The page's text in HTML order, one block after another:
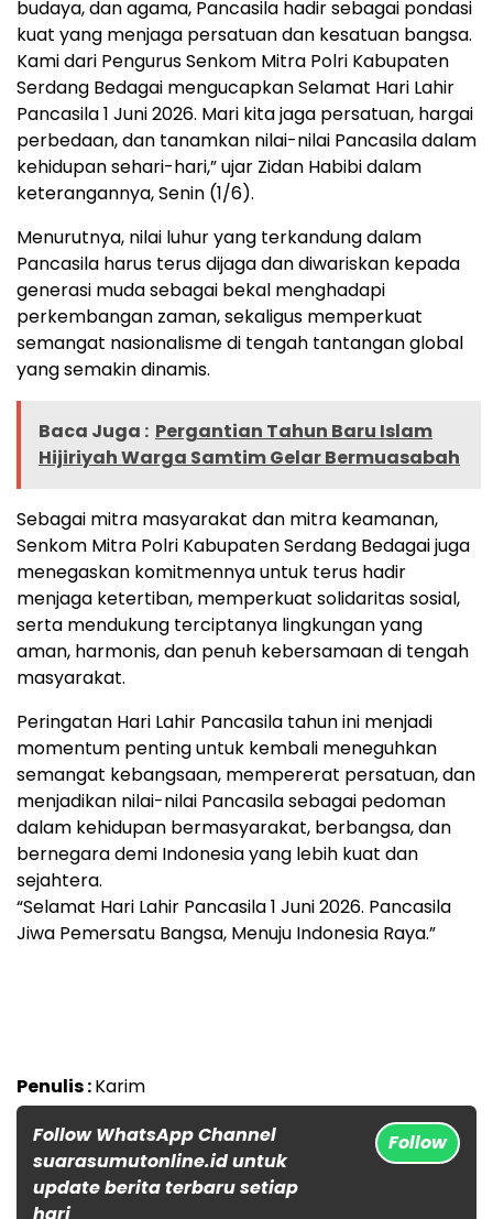
budaya, dan agama, Pancasila hadir sebagai pondasi
kuat yang menjaga persatuan dan kesatuan bangsa.
Kami dari Pengurus Senkom Mitra Polri Kabupaten
Serdang Bedagai mengucapkan Selamat Hari Lahir
Pancasila 1 Juni 2026. Mari kita jaga persatuan, hargai
perbedaan, dan tanamkan nilai-nilai Pancasila dalam
kehidupan sehari-hari,” ujar Zidan Habibi dalam
keterangannya, Senin (1/6).
‎Menurutnya, nilai luhur yang terkandung dalam
Pancasila harus terus dijaga dan diwariskan kepada
generasi muda sebagai bekal menghadapi
perkembangan zaman, sekaligus memperkuat
semangat nasionalisme di tengah tantangan global
yang semakin dinamis.
Baca Juga : Pergantian Tahun Baru Islam
Hijiriyah Warga Samtim Gelar Bermuasabah
‎Sebagai mitra masyarakat dan mitra keamanan,
Senkom Mitra Polri Kabupaten Serdang Bedagai juga
menegaskan komitmennya untuk terus hadir
menjaga ketertiban, memperkuat solidaritas sosial,
serta mendukung terciptanya lingkungan yang
aman, harmonis, dan penuh kebersamaan di tengah
masyarakat.
‎Peringatan Hari Lahir Pancasila tahun ini menjadi
momentum penting untuk kembali meneguhkan
semangat kebangsaan, mempererat persatuan, dan
menjadikan nilai-nilai Pancasila sebagai pedoman
dalam kehidupan bermasyarakat, berbangsa, dan
bernegara demi Indonesia yang lebih kuat dan
sejahtera.
‎“Selamat Hari Lahir Pancasila 1 Juni 2026. Pancasila
Jiwa Pemersatu Bangsa, Menuju Indonesia Raya.”
Penulis :Karim
Follow WhatsApp Channel
suarasumutonline.id untuk
update berita terbaru setiap
hari
Follow